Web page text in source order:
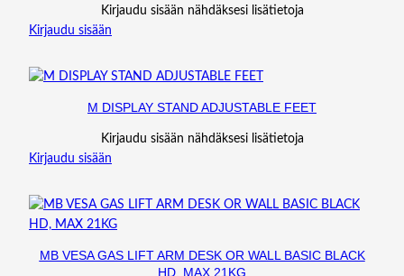
Kirjaudu sisään nähdäksesi lisätietoja
Kirjaudu sisään
M DISPLAY STAND ADJUSTABLE FEET
Kirjaudu sisään nähdäksesi lisätietoja
Kirjaudu sisään
MB VESA GAS LIFT ARM DESK OR WALL BASIC BLACK
HD, MAX 21KG